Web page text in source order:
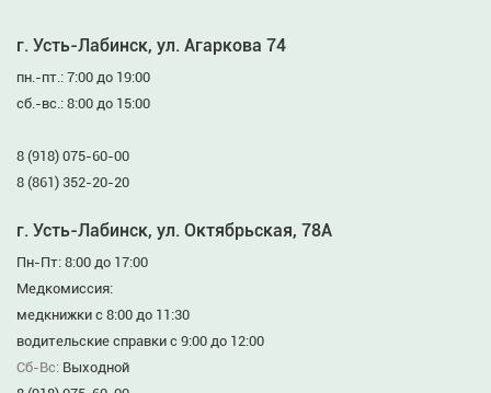
г. Усть-Лабинск, ул. Агаркова 74
пн.-пт.: 7:00 до 19:00
сб.-вс.: 8:00 до 15:00
8 (918) 075-60-00
8 (861) 352-20-20
г. Усть-Лабинск, ул. Октябрьская, 78А
Пн-Пт: 8:00 до 17:00
Медкомиссия:
медкнижки с 8:00 до 11:30
водительские справки с 9:00 до 12:00
Сб-Вс: Выходной